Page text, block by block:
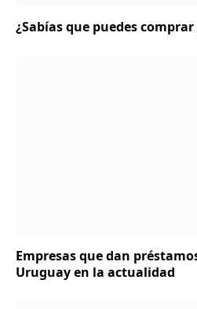
¿Sabías que puedes
Empresas que dan
Uruguay en la actualidad